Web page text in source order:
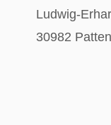
Ludwig-
30982